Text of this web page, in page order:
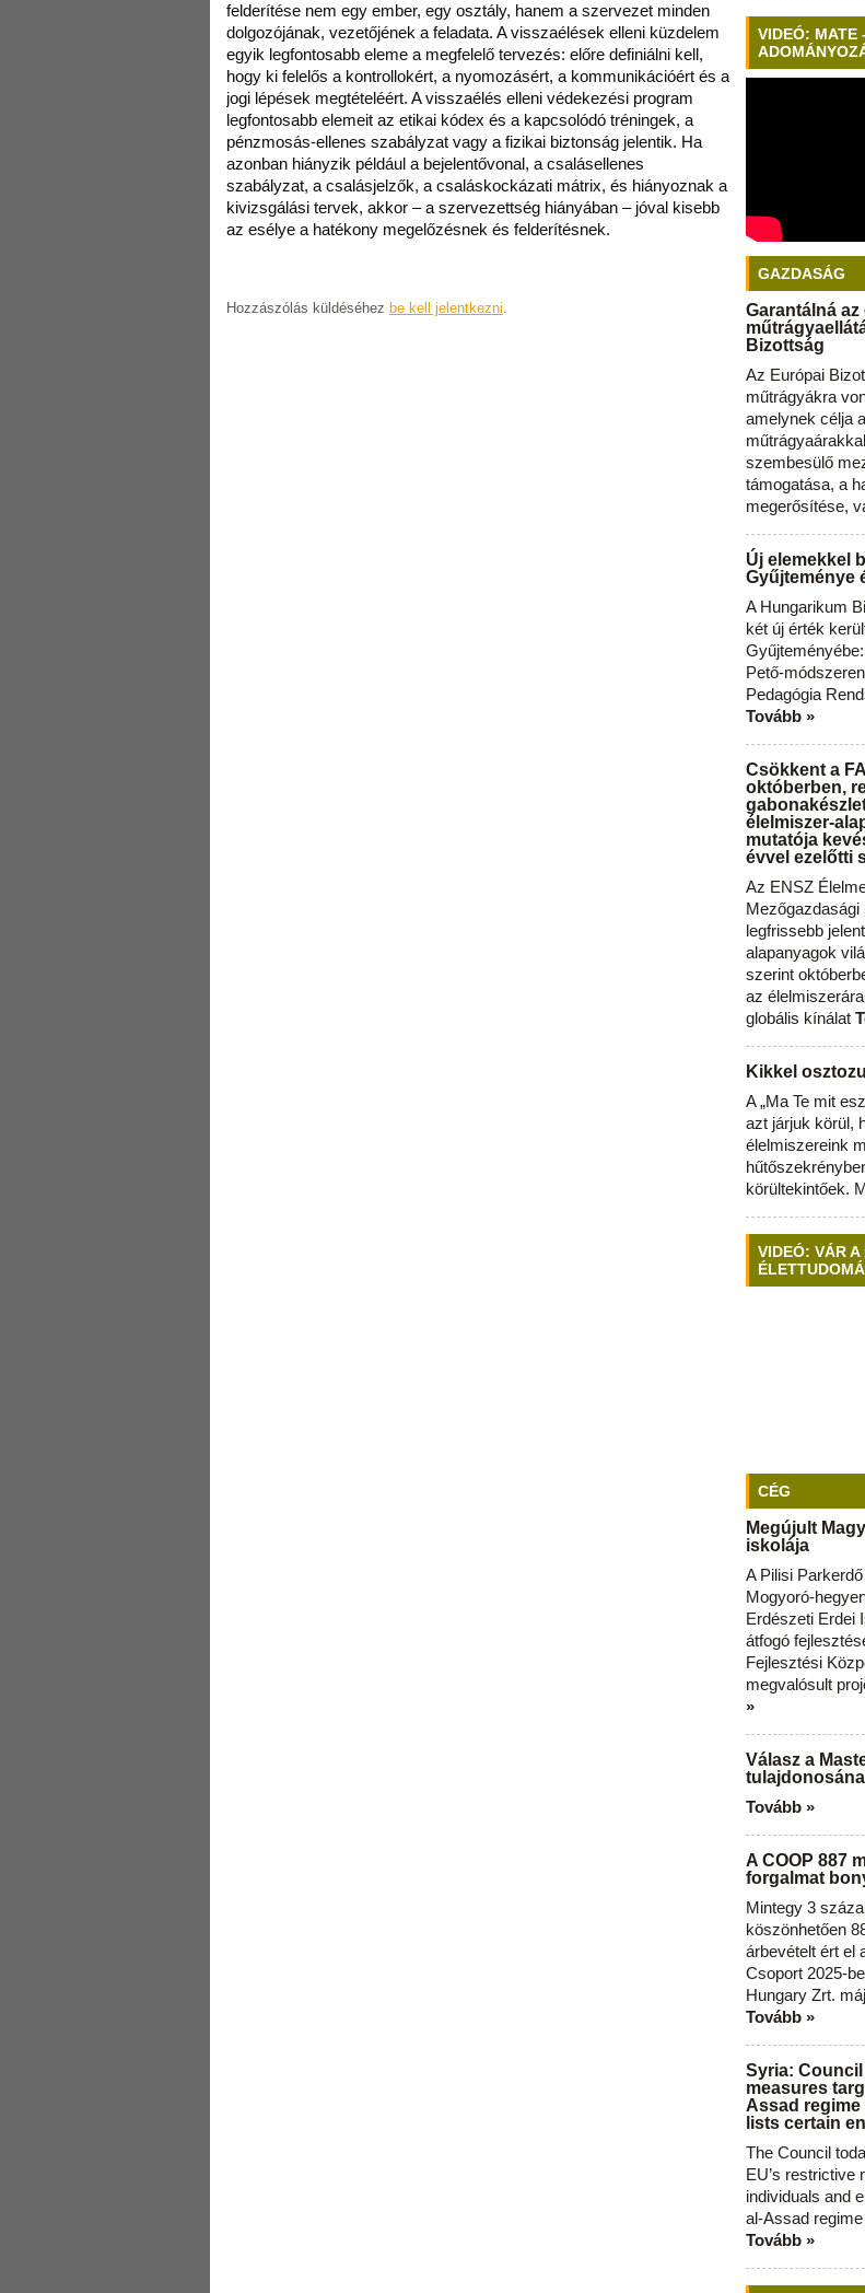
felderítése nem egy ember, egy osztály, hanem a szervezet minden
dolgozójának, vezetőjének a feladata. A visszaélések elleni küzdelem
egyik legfontosabb eleme a megfelelő tervezés: előre definiálni kell,
hogy ki felelős a kontrollokért, a nyomozásért, a kommunikációért és a
jogi lépések megtételéért. A visszaélés elleni védekezési program
legfontosabb elemeit az etikai kódex és a kapcsolódó tréningek, a
pénzmosás-ellenes szabályzat vagy a fizikai biztonság jelentik. Ha
azonban hiányzik például a bejelentővonal, a csalásellenes
szabályzat, a csalásjelzők, a csaláskockázati mátrix, és hiányoznak a
kivizsgálási tervek, akkor – a szervezettség hiányában – jóval kisebb
az esélye a hatékony megelőzésnek és felderítésnek.
Hozzászólás küldéséhez be kell jelentkezni.
VIDEÓ: MATE
GAZDASÁG
Garantálná
Bizottság
Az Európai
műtrágyákra
amelynek célja
szembesülő
támogatása, a
megerősítése,
Új elemekkel
Gyűjteménye
A Hungarikum
két új érték
Pető-
Pedagógia
Tovább »
Csökkent a
októberben,
élelmiszer-
mutatója
évvel ezelőtti
Az ENSZ
legfrissebb
alapanyagok
szerint
az
globális kínálat
Kikkel
A „Ma Te mit
azt járjuk körül,
élelmiszereink
körültekintőek.
VIDEÓ: VÁR A
CÉG
Megújult
iskolája
A Pilisi
Mogyoró-
Erdészeti Erdei
átfogó
Fejlesztési
megvalósult
»
Válasz a
Tovább »
A COOP 887
forgalmat
Mintegy 3
köszönhetően
árbevételt ért el
Csoport 2025-
Hungary Zrt.
Tovább »
Syria:
measures
Assad
lists certain
The Council
EU’s restrictive
individuals and
al-Assad
Tovább »